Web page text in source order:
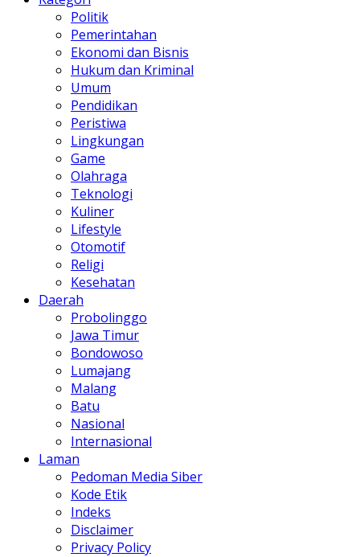
Politik
Pemerintahan
Ekonomi dan Bisnis
Hukum dan Kriminal
Umum
Pendidikan
Peristiwa
Lingkungan
Game
Olahraga
Teknologi
Kuliner
Lifestyle
Otomotif
Religi
Kesehatan
Daerah
Probolinggo
Jawa Timur
Bondowoso
Lumajang
Malang
Batu
Nasional
Internasional
Laman
Pedoman Media Siber
Kode Etik
Indeks
Disclaimer
Privacy Policy